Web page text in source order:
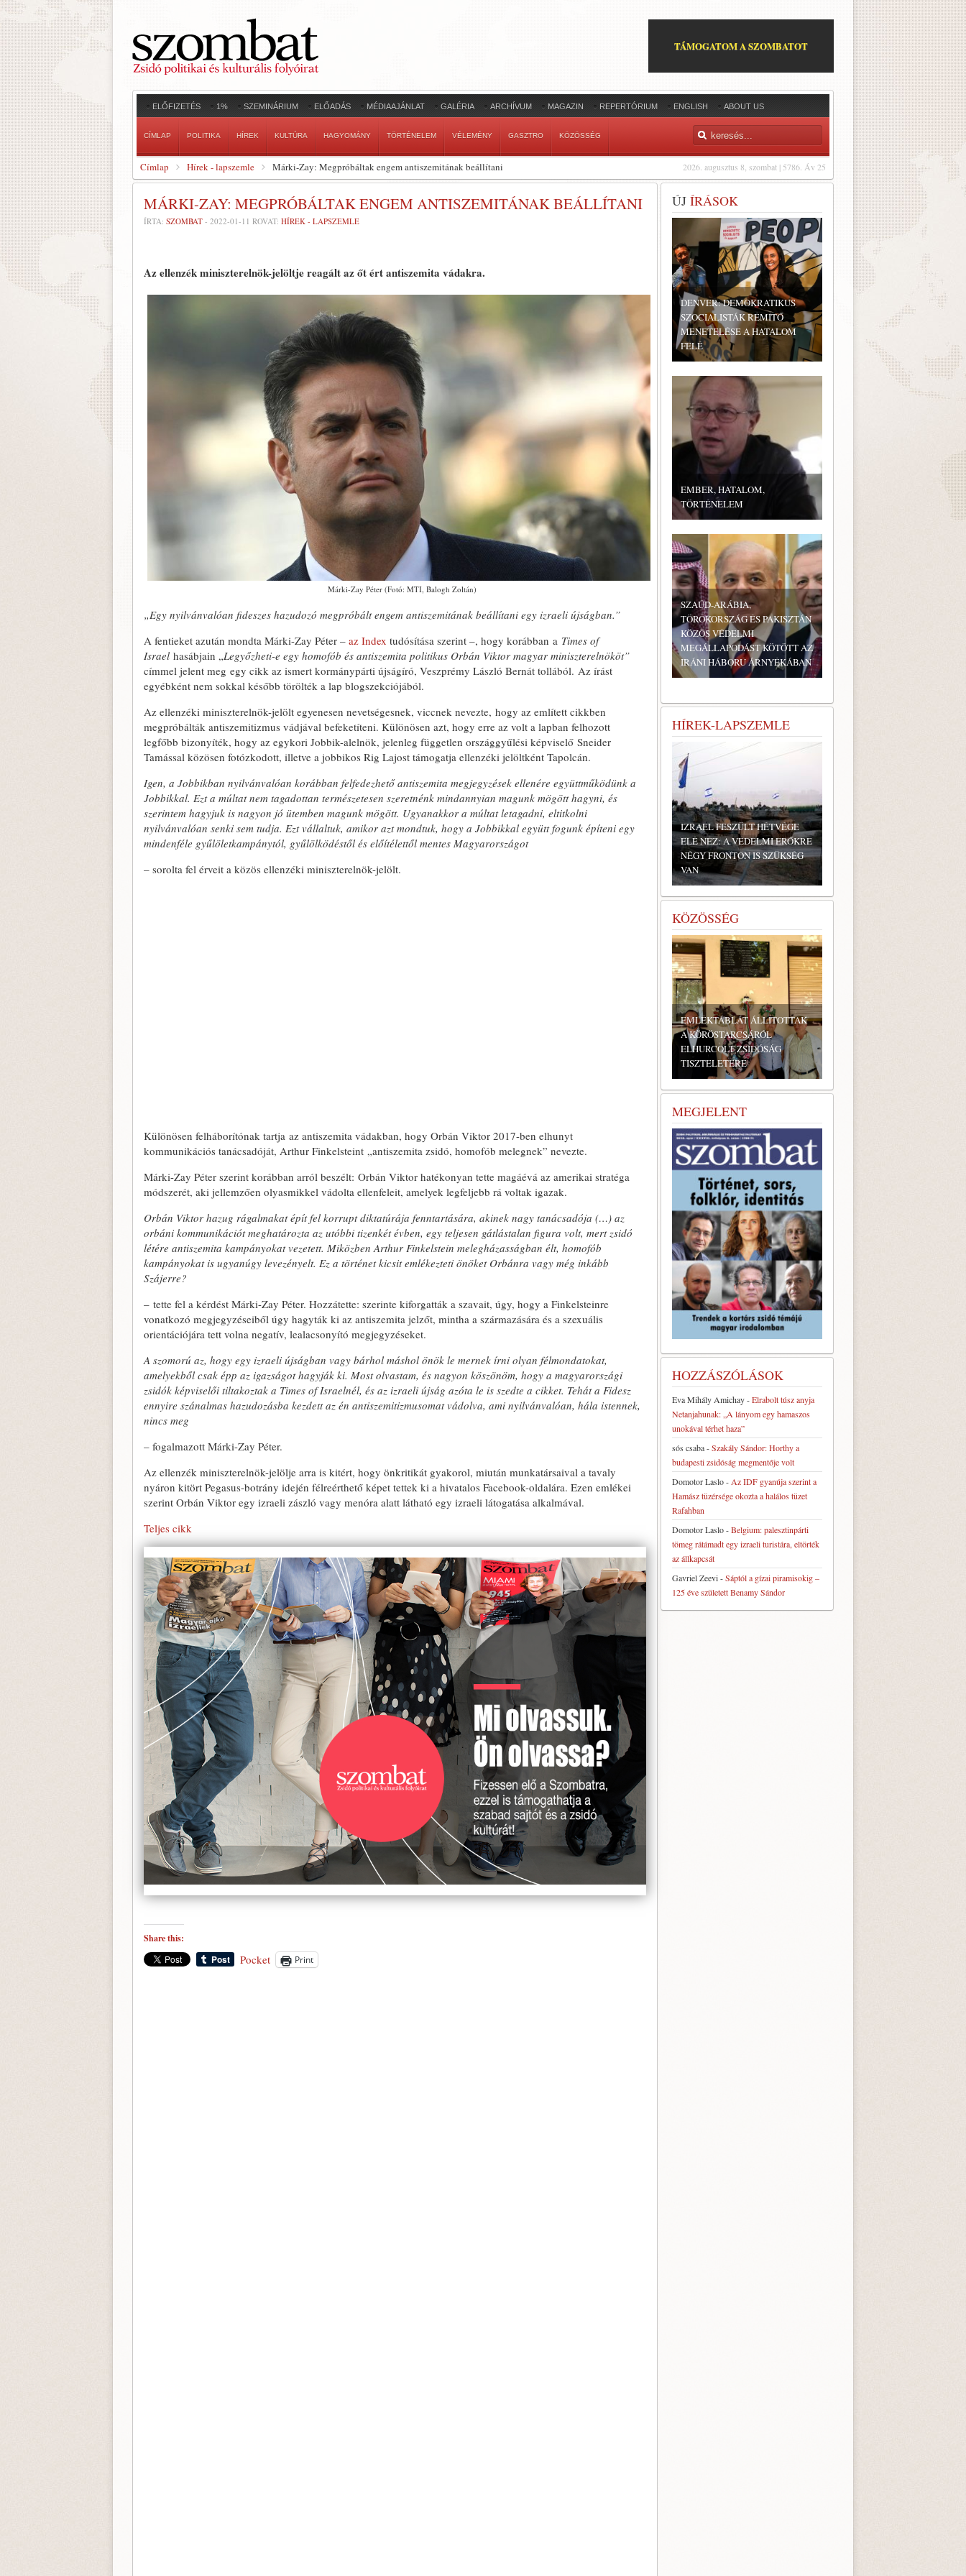
TÁMOGATOM A SZOMBATOT
ELŐFIZETÉS 1% SZEMINÁRIUM ELŐADÁS MÉDIAAJÁNLAT GALÉRIA ARCHÍVUM MAGAZIN REPERTÓRIUM ENGLISH ABOUT US
CÍMLAP POLITIKA HÍREK KULTÚRA HAGYOMÁNY TÖRTÉNELEM VÉLEMÉNY GASZTRO KÖZÖSSÉG
2026. augusztus 8, szombat | 5786. Áv 25
Címlap Hírek - lapszemle Márki-Zay: Megpróbáltak engem antiszemitának beállítani
MÁRKI-ZAY: MEGPRÓBÁLTAK ENGEM ANTISZEMITÁNAK BEÁLLÍTANI
ÍRTA: SZOMBAT - 2022-01-11 ROVAT: HÍREK - LAPSZEMLE
Az ellenzék miniszterelnök-jelöltje reagált az őt ért antiszemita vádakra.
Márki-Zay Péter (Fotó: MTI, Balogh Zoltán)
„Egy nyilvánvalóan fideszes hazudozó megpróbált engem antiszemitának beállítani egy izraeli újságban.”
A fentieket azután mondta Márki-Zay Péter – az Index tudósítása szerint –, hogy korábban a Times of
Israel hasábjain „Legyőzheti-e egy homofób és antiszemita politikus Orbán Viktor magyar miniszterelnököt”
címmel jelent meg egy cikk az ismert kormánypárti újságíró, Veszprémy László Bernát tollából. Az írást
egyébként nem sokkal később törölték a lap blogszekciójából.
Az ellenzéki miniszterelnök-jelölt egyenesen nevetségesnek, viccnek nevezte, hogy az említett cikkben
megpróbálták antiszemitizmus vádjával befeketíteni. Különösen azt, hogy erre az volt a lapban felhozott
legfőbb bizonyíték, hogy az egykori Jobbik-alelnök, jelenleg független országgyűlési képviselő Sneider
Tamással közösen fotózkodott, illetve a jobbikos Rig Lajost támogatja ellenzéki jelöltként Tapolcán.
Igen, a Jobbikban nyilvánvalóan korábban felfedezhető antiszemita megjegyzések ellenére együttműködünk a
Jobbikkal. Ezt a múltat nem tagadottan természetesen szeretnénk mindannyian magunk mögött hagyni, és
szerintem hagyjuk is nagyon jó ütemben magunk mögött. Ugyanakkor a múltat letagadni, eltitkolni
nyilvánvalóan senki sem tudja. Ezt vállaltuk, amikor azt mondtuk, hogy a Jobbikkal együtt fogunk építeni egy
mindenféle gyűlöletkampánytól, gyűlölködéstől és előítélettől mentes Magyarországot
– sorolta fel érveit a közös ellenzéki miniszterelnök-jelölt.
Különösen felháborítónak tartja az antiszemita vádakban, hogy Orbán Viktor 2017-ben elhunyt
kommunikációs tanácsadóját, Arthur Finkelsteint „antiszemita zsidó, homofób melegnek” nevezte.
Márki-Zay Péter szerint korábban arról beszélt: Orbán Viktor hatékonyan tette magáévá az amerikai stratéga
módszerét, aki jellemzően olyasmikkel vádolta ellenfeleit, amelyek legfeljebb rá voltak igazak.
Orbán Viktor hazug rágalmakat épít fel korrupt diktatúrája fenntartására, akinek nagy tanácsadója (…) az
orbáni kommunikációt meghatározta az utóbbi tizenkét évben, egy teljesen gátlástalan figura volt, mert zsidó
létére antiszemita kampányokat vezetett. Miközben Arthur Finkelstein melegházasságban élt, homofób
kampányokat is ugyanúgy levezényelt. Ez a történet kicsit emlékezteti önöket Orbánra vagy még inkább
Szájerre?
– tette fel a kérdést Márki-Zay Péter. Hozzátette: szerinte kiforgatták a szavait, úgy, hogy a Finkelsteinre
vonatkozó megjegyzéseiből úgy hagyták ki az antiszemita jelzőt, mintha a származására és a szexuális
orientációjára tett volna negatív, lealacsonyító megjegyzéseket.
A szomorú az, hogy egy izraeli újságban vagy bárhol máshol önök le mernek írni olyan félmondatokat,
amelyekből csak épp az igazságot hagyják ki. Most olvastam, és nagyon köszönöm, hogy a magyarországi
zsidók képviselői tiltakoztak a Times of Israelnél, és az izraeli újság azóta le is szedte a cikket. Tehát a Fidesz
ennyire szánalmas hazudozásba kezdett az én antiszemitizmusomat vádolva, ami nyilvánvalóan, hála istennek,
nincs meg
– fogalmazott Márki-Zay Péter.
Az ellenzék miniszterelnök-jelölje arra is kitért, hogy önkritikát gyakorol, miután munkatársaival a tavaly
nyáron kitört Pegasus-botrány idején félreérthető képet tettek ki a hivatalos Facebook-oldalára. Ezen emlékei
szerint Orbán Viktor egy izraeli zászló vagy menóra alatt látható egy izraeli látogatása alkalmával.
Teljes cikk
Share this:
Pocket Print
ÚJ ÍRÁSOK
DENVER: DEMOKRATIKUS
SZOCIALISTÁK RÉMÍTŐ
MENETELÉSE A HATALOM
FELÉ
EMBER, HATALOM,
TÖRTÉNELEM
SZAÚD-ARÁBIA,
TÖRÖKORSZÁG ÉS PAKISZTÁN
KÖZÖS VÉDELMI
MEGÁLLAPODÁST KÖTÖTT AZ
IRÁNI HÁBORÚ ÁRNYÉKÁBAN
HÍREK-LAPSZEMLE
IZRAEL FESZÜLT HÉTVÉGE
ELÉ NÉZ: A VÉDELMI ERŐKRE
NÉGY FRONTON IS SZÜKSÉG
VAN
KÖZÖSSÉG
EMLÉKTÁBLÁT ÁLLÍTOTTAK
A KÖRÖSTARCSÁRÓL
ELHURCOLT ZSIDÓSÁG
BONYHÁDI ZSIDÓ NAPOK
MEGJELENT
HOZZÁSZÓLÁSOK
Eva Mihály Amichay-Elrabolt túsz anyja
Netanjahunak: „A lányom egy hamaszos
unokával térhet haza”
sós csaba-Szakály Sándor: Horthy a
budapesti zsidóság megmentője volt
Domotor Laslo- Az IDF gyanúja szerint a
Hamász tüzérsége okozta a halálos tüzet
Rafahban
Domotor Laslo-Belgium: palesztinpárti
tömeg rátámadt egy izraeli turistára, eltörték
az állkapcsát
Gavriel Zeevi-Sáptól a gízai piramisokig –
125 éve született Benamy Sándor